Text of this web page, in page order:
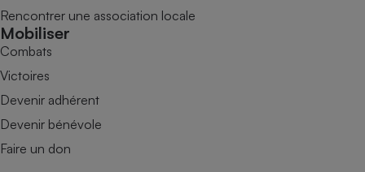
Rencontrer une association locale
Mobiliser
Combats
Victoires
Devenir adhérent
Devenir bénévole
Faire un don